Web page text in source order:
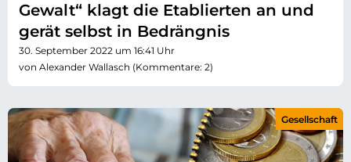
Gewalt“ klagt die Etablierten an und
gerät selbst in Bedrängnis
30. September 2022 um 16:41 Uhr
von Alexander Wallasch (Kommentare: 2)
Gesellschaft